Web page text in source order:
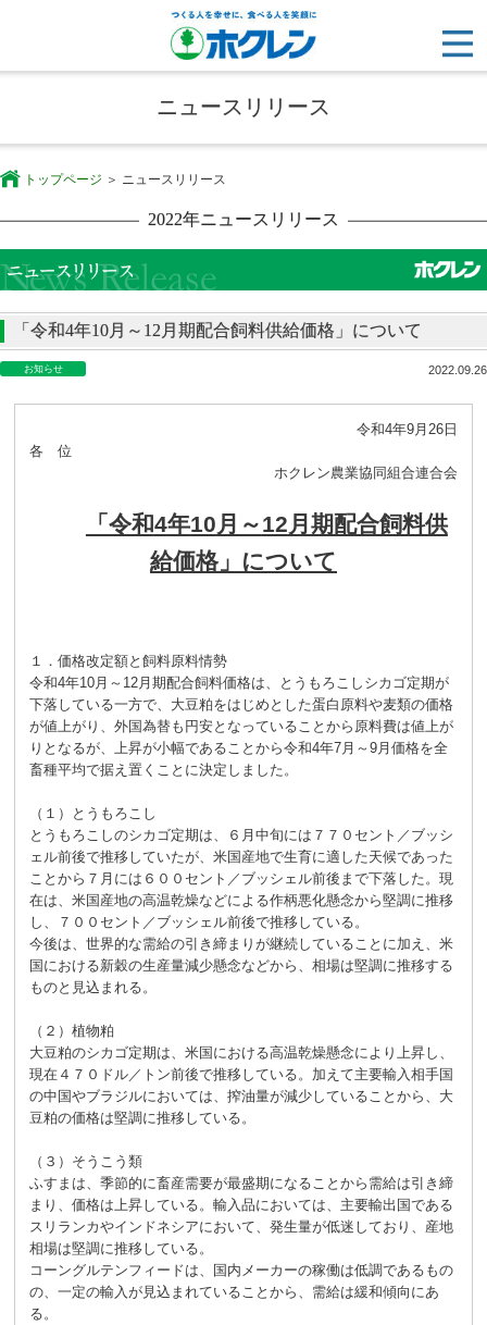
ニュースリリース
トップページ ニュースリリース
2022年ニュースリリース
「令和4年10月～12月期配合飼料供給価格」について
お知らせ 2022.09.26
令和4年9月26日
各 位
ホクレン農業協同組合連合会
「令和4年10 月～12 月期配合飼料供
給価格」について
１．価格改定額と飼料原料情勢
令和4年10月～12月期配合飼料価格は、とうもろこしシカゴ定期が
下落している一方で、大豆粕をはじめとした蛋白原料や麦類の価格
が値上がり、外国為替も円安となっていることから原料費は値上が
りとなるが、上昇が小幅であることから令和4年7月～9月価格を全
畜種平均で据え置くことに決定しました。
（１）とうもろこし
とうもろこしのシカゴ定期は、６月中旬には７７０セント／ブッシ
ェル前後で推移していたが、米国産地で生育に適した天候であった
ことから７月には６００セント／ブッシェル前後まで下落した。現
在は、米国産地の高温乾燥などによる作柄悪化懸念から堅調に推移
し、７００セント／ブッシェル前後で推移している。
今後は、世界的な需給の引き締まりが継続していることに加え、米
国における新穀の生産量減少懸念などから、相場は堅調に推移する
ものと見込まれる。
（２）植物粕
大豆粕のシカゴ定期は、米国における高温乾燥懸念により上昇し、
現在４７０ドル／トン前後で推移している。加えて主要輸入相手国
の中国やブラジルにおいては、搾油量が減少していることから、大
豆粕の価格は堅調に推移している。
（３）そうこう類
ふすまは、季節的に畜産需要が最盛期になることから需給は引き締
まり、価格は上昇している。輸入品においては、主要輸出国である
スリランカやインドネシアにおいて、発生量が低迷しており、産地
相場は堅調に推移している。
コーングルテンフィードは、国内メーカーの稼働は低調であるもの
の、一定の輸入が見込まれていることから、需給は緩和傾向にあ
る。